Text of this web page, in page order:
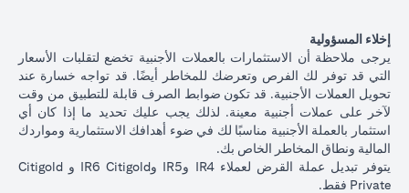
القروض
التجارية
ياباني بسعر 105 دولار أمريكي / ين ياباني ( سعر العميل)
دولار أمريكي * 105 = 10,500,000 ين ياباني)
أصل
مبلغ
القرض +
الفائدة
بعد 1
إذا استمريت في قرض بالدولار الأمريكي، على أساس سعر
2.00٪ سنويًا، فسيكون أصل القرض + الفائدة بعد شهر واحد
100،166.67 دولار أمريكي.
الآن بعد أن قمت بتحويل قرضك بالدولار الأمريكي إلى قرض
الياباني بسعر 105 دولار أمريكي / ين ياباني، بناءً على سعر
إخلاء المسؤولية
يرجى ملاحظة أن الاستثمارات بالعملات الأجنبية تخضع لتقلبات الأسعار
التي قد توفر لك الفرص وتعرضك للمخاطر أيضًا. قد تواجه خسارة عند
تحويل العملات الأجنبية. قد تكون ضوابط الصرف قابلة للتطبيق من وقت
لآخر على عملات أجنبية معينة. لذلك يجب عليك تحديد ما إذا كان أي
استثمار بالعملة الأجنبية مناسبًا لك في ضوء أهدافك الاستثمارية ومواردك
المالية ونطاق المخاطر الخاص بك.
يتوفر تبديل عملة القرض لعملاء IR4 وIR5 وIR6 Citigold و Citigold
Private فقط.